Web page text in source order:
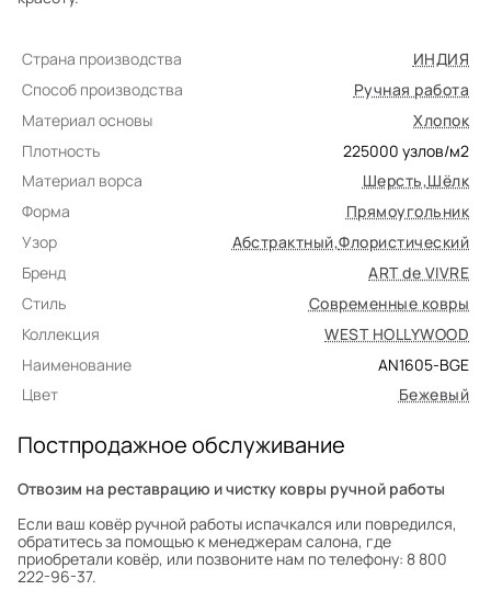
Страна производства
ИНДИЯ
Способ производства
Ручная работа
Материал основы
Хлопок
Плотность
225000 узлов/м2
Материал ворса
Шерсть,Шёлк
Форма
Прямоугольник
Узор
Абстрактный,Флористический
Бренд
ART de VIVRE
Стиль
Современные ковры
Коллекция
WEST HOLLYWOOD
Наименование
AN1605-BGE
Цвет
Бежевый
Постпродажное обслуживание
Отвозим на реставрацию и чистку ковры ручной работы
Если ваш ковёр ручной работы испачкался или повредился,
обратитесь за помощью к менеджерам салона, где
приобретали ковёр, или позвоните нам по телефону: 8 800
222-96-37.